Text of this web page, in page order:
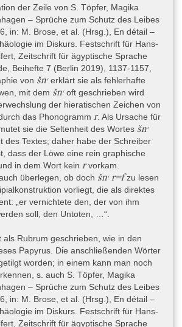
die „Abendbarke“, die „Unterwelt“, die
die „Verklärten und Toten“. All dies
hier auf den kosmischen Kreislauf
wieder von gefährlichen Entitäten wie
wird und daher gesichert werden muss.
Schutz wird dann der menschliche
vor Unheil bewahrt. An mehreren
Personalpronomina zusätzlich auf ein
hin. Bei diesem könnte es sich um
die einerseits als Herrin über
eine Verursacherin von Leid ist, aber in
in ihrer Manifestation als Sonnenauge bzw.
eine übelabwehrende Gottheit ist.
sie auch den Link zu den Götterepitheta auf
zu treffen. Die Kombination mehrerer
auf Fragment B und die Kombination dieser
an eine Göttin sprechen jedoch eher für
als für ein einzelnes Amulett. Die
für den Tempelkult als auch für eine
gewesen sein; im letzteren Falle ist
genannte „Pharao“ vielleicht nur ein
der Zeile von S. Töpfer, Magika
– Sprüche zum Schutz des Leibes
in: M. Brose, et al. (Hrsg.), En détail –
im Diskurs. Festschrift für Hans-
Zeitschrift für ägyptische Sprache
Beihefte 7 (Berlin 2019), 1137-1157,
von šnꜥerklärt sie als fehlerhafte
mit dem šnꜥoft geschrieben wird
der hieratischen Zeichen von
das Phonogramm r. Als Ursache für
sie die Seltenheit des Wortes šnꜥ
des Textes; daher habe der Schreiber
dass der Löwe eine rein graphische
in dem Wort kein rvorkam.
überlegen, ob doch šnꜥ r=fzu lesen
vorliegt, die als direktes
„er vernichtete den, der von ihm
soll, den Untoten, …“.
als Rubrum geschrieben, wie in den
Papyrus. Die anschließenden Wörter
worden; in einem kann man noch
s. auch S. Töpfer, Magika
– Sprüche zum Schutz des Leibes
in: M. Brose, et al. (Hrsg.), En détail –
im Diskurs. Festschrift für Hans-
Zeitschrift für ägyptische Sprache